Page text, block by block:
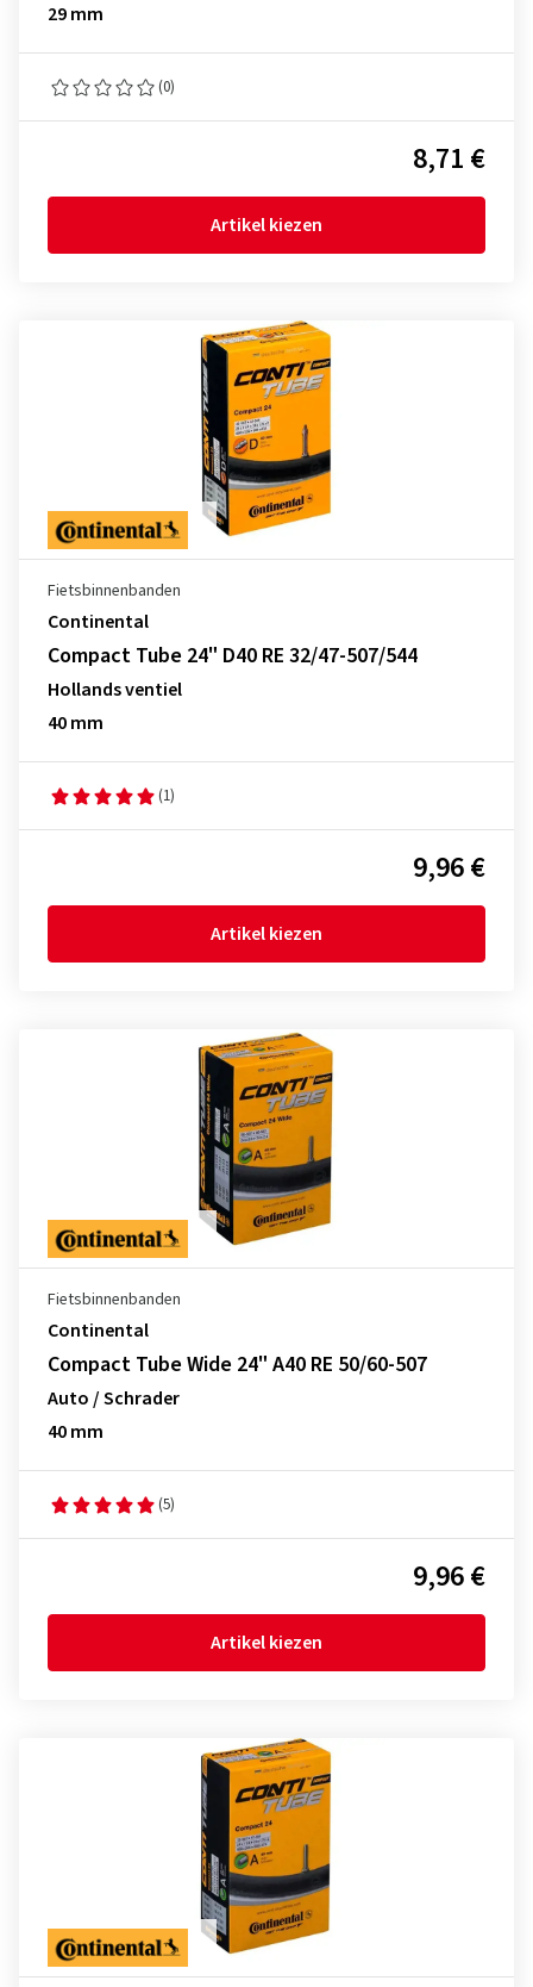
29 mm
(0)
8,71 €
Artikel kiezen
Fietsbinnenbanden
Continental
Compact Tube 24" D40 RE 32/47-507/544
Hollands ventiel
40 mm
(1)
9,96 €
Artikel kiezen
Fietsbinnenbanden
Continental
Compact Tube Wide 24" A40 RE 50/60-507
Auto / Schrader
40 mm
(5)
9,96 €
Artikel kiezen